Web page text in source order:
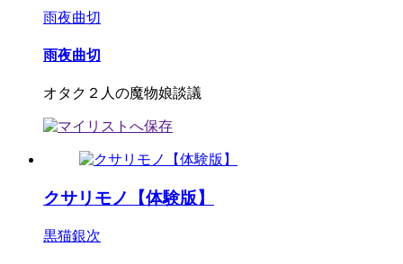
雨夜曲切
雨夜曲切
オタク２人の魔物娘談議
クサリモノ【体験版】
黒猫銀次